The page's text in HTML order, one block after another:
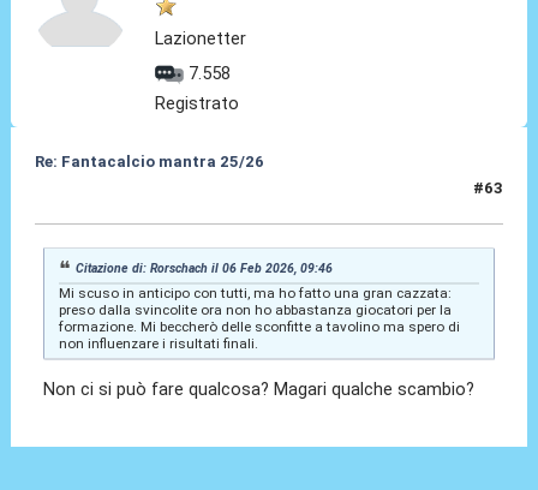
Lazionetter
7.558
Registrato
Re: Fantacalcio mantra 25/26
#63
Citazione di: Rorschach il 06 Feb 2026, 09:46
Mi scuso in anticipo con tutti, ma ho fatto una gran cazzata:
preso dalla svincolite ora non ho abbastanza giocatori per la
formazione. Mi beccherò delle sconfitte a tavolino ma spero di
non influenzare i risultati finali.
Non ci si può fare qualcosa? Magari qualche scambio?